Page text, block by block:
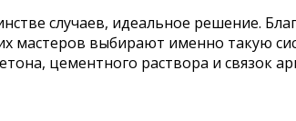
случаев, идеальное решение.
выбирают именно такую
цементного раствора и связок